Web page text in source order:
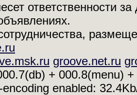
ответственности
groove.net.ru
+ 000.8(menu)
enabled: